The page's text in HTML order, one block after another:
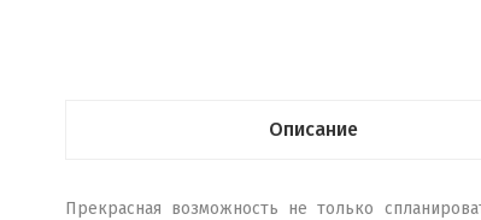
Описание
Прекрасная возможность не только